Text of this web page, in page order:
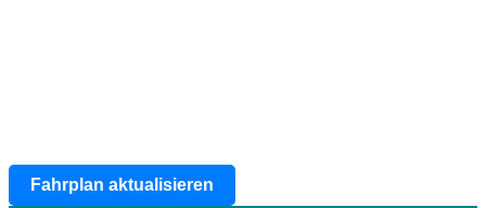
Fahrplan aktualisieren